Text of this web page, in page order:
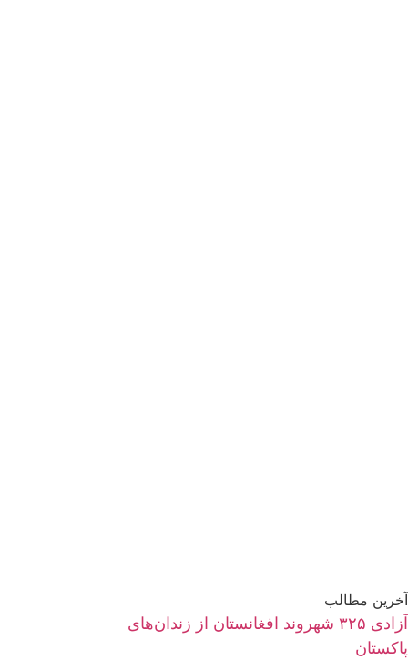
آخرین مطالب
آزادی ۳۲۵ شهروند افغانستان از زندان‌های
پاکستان